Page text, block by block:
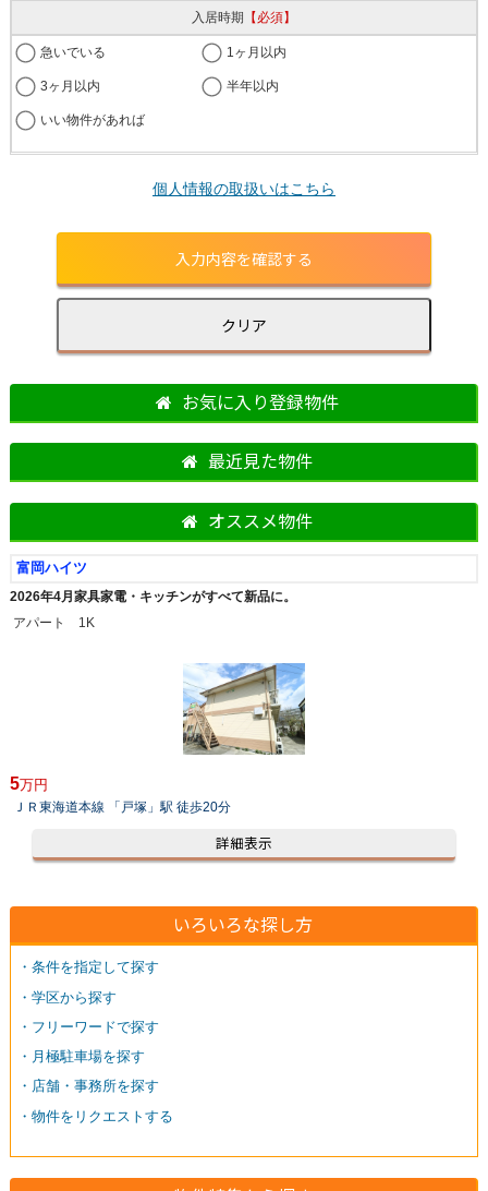
入居時期 【必須】
急いでいる 1ヶ月以内
3ヶ月以内 半年以内
いい物件があれば
個人情報の取扱いはこちら
お気に入り登録物件
最近見た物件
オススメ物件
富岡ハイツ
2026年4月家具家電・キッチンがすべて新品に。
アパート 1K
5万円
ＪＲ東海道本線 「戸塚」駅 徒歩20分
詳細表示
いろいろな探し方
・条件を指定して探す
・学区から探す
・フリーワードで探す
・月極駐車場を探す
・店舗・事務所を探す
・物件をリクエストする